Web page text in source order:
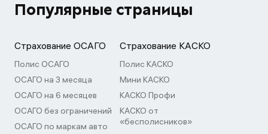
Популярные страницы
Страхование ОСАГО
Полис ОСАГО
ОСАГО на 3 месяца
ОСАГО на 6 месяцев
ОСАГО без ограничений
ОСАГО по маркам авто
Страхование КАСКО
Полис КАСКО
Мини КАСКО
КАСКО Профи
КАСКО от
«бесполисников»